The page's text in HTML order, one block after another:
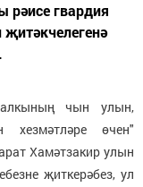
гвардия
чын улын,
хезмәтләре өчен"
Хамәтзакир улын
җиткерәбез, ул